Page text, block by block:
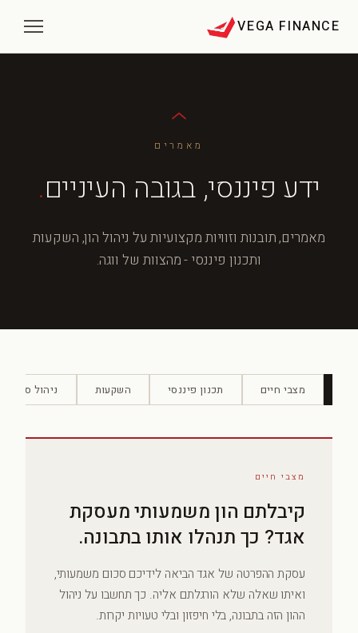
VEGA FINANCE
מאמרים
ידע פיננסי, בגובה העיניים.
מאמרים, תובנות וזוויות מקצועיות על ניהול הון, השקעות
ותכנון פיננסי - מהצוות של ווגה.
מצבי חיים תכנון פיננסי השקעות ניהול
מצבי חיים
קיבלתם הון משמעותי מעסקת
אגד? כך תנהלו אותו בתבונה.
עסקת ההפרטה של אגד הביאה לידיכם סכום משמעותי,
ואיתו שאלה שלא הורגלתם אליה. כך תחשבו על ניהול
ההון הזה בתבונה, בלי חיפזון ובלי טעויות יקרות.